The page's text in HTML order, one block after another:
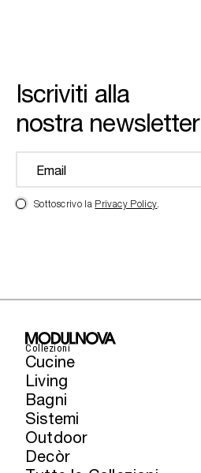
Iscriviti alla
nostra newsletter
Sottoscrivo la Privacy Policy.
Collezioni
Cucine
Living
Bagni
Sistemi
Outdoor
Decòr